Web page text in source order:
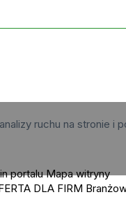
ruchu na stronie i
portalu Mapa witryny
DLA FIRM